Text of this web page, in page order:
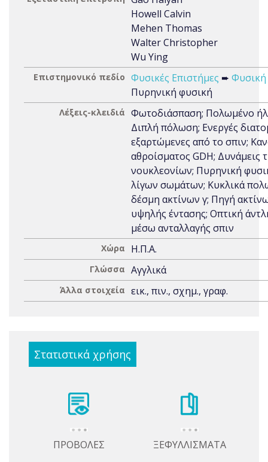
Howell Calvin
Mehen Thomas
Walter Christopher
Wu Ying
Επιστημονικό πεδίο Φυσικές Επιστήμες ➨ Φυσική
Πυρηνική φυσική
Λέξεις-κλειδιά Φωτοδιάσπαση; Πολωμένο
Διπλή πόλωση; Ενεργές
εξαρτώμενες από το σπιν;
αθροίσματος GDH; Δυνάμεις
νουκλεονίων; Πυρηνική
λίγων σωμάτων; Κυκλικά
δέσμη ακτίνων γ; Πηγή
υψηλής έντασης; Οπτική
μέσω ανταλλαγής σπιν
Χώρα Η.Π.Α.
Γλώσσα Αγγλικά
Άλλα στοιχεία εικ., πιν., σχημ., γραφ.
Στατιστικά χρήσης
ΠΡΟΒΟΛΕΣ ΞΕΦΥΛΛΙΣΜΑΤΑ